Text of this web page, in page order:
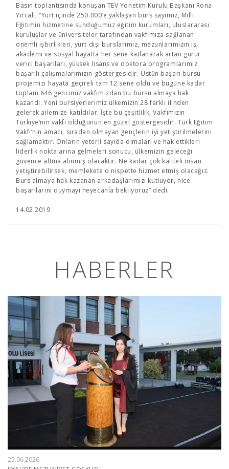
Basın toplantısında konuşan TEV Yönetim Kurulu Başkanı Rona
Yırcalı; “Yurt içinde 250.000’e yaklaşan burs sayımız, Milli
Eğitimin hizmetine sunduğumuz eğitim kurumları, uluslararası
kuruluşlar ve üniversiteler tarafından vakfımıza sağlanan
önemli işbirlikleri, yurt dışı burslarımız, mezunlarımızın iş,
akademi ve sosyal hayatta her sene katlanarak artan gurur
verici başarıları, yüksek lisans ve doktora programlarımız
başarılı çalışmalarımızın göstergesidir. Üstün başarı bursu
projemizi hayata geçireli tam 12 sene oldu ve bugüne kadar
toplam 646 gencimiz vakfımızdan bu bursu almaya hak
kazandı. Yeni bursiyerlerimiz ülkemizin 28 farklı ilinden
gelerek ailemize katıldılar. İşte bu çeşitlilik, Vakfımızın
Türkiye’nin vakfı olduğunun en güzel göstergesidir. Türk Eğitim
Vakfı’nın amacı, sıradan olmayan gençlerin iyi yetiştirilmelerini
sağlamaktır. Onların yeterli sayıda olmaları ve hak ettikleri
liderlik noktalarına gelmeleri sonucu, ülkemizin geleceği
güvence altına alınmış olacaktır. Ne kadar çok kaliteli insan
yetiştirebilirsek, memlekete o nispette hizmet etmiş olacağız.
Burs almaya hak kazanan arkadaşlarımızı kutluyor, nice
başarılarını duymayı heyecanla bekliyoruz” dedi.
14.02.2019
HABERLER
25.06.2026